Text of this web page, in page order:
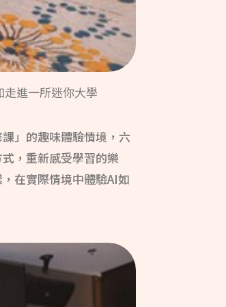
進一所迷你大學
」的趣味體驗情境，六
，重新感受學習的樂
在實際情境中體驗AI如